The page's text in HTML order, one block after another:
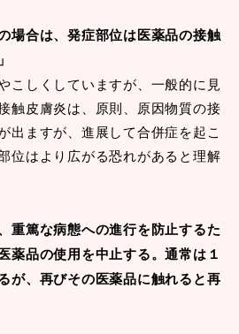
場合は、発症部位は医薬品の接触
こしくしていますが、一般的に見
触皮膚炎は、原則、原因物質の接
出ますが、進展して合併症を起こ
位はより広がる恐れがあると理解
重篤な病態への進行を防止するた
薬品の使用を中止する。通常は１
が、再びその医薬品に触れると再